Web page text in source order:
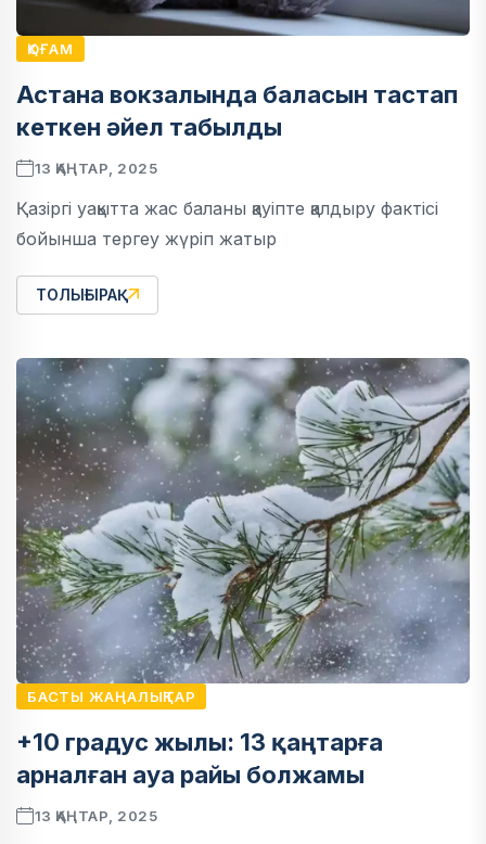
ҚОҒАМ
Астана вокзалында баласын тастап
кеткен әйел табылды
13 ҚАҢТАР, 2025
Қазіргі уақытта жас баланы қауіпте қалдыру фактісі
бойынша тергеу жүріп жатыр
ТОЛЫҒЫРАҚ
БАСТЫ ЖАҢАЛЫҚТАР
+10 градус жылы: 13 қаңтарға
арналған ауа райы болжамы
13 ҚАҢТАР, 2025